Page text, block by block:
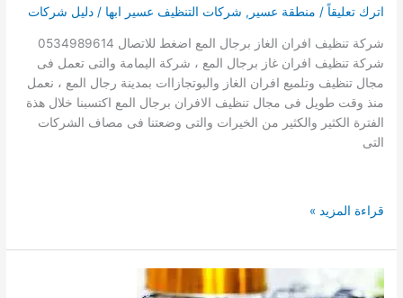
اترك تعليقاً / منطقة عسير , شركات التنظيف عسير ابها /دليل شركات
شركة تنظيف افران الغاز برجال المع اضغط للاتصال 0534989614
شركة تنظيف افران غاز برجال المع ، شركة اليمامة والتى تعمل فى
مجال تنظيف وتلميع افران الغاز والبوتجازاات بمدينة رجال المع ، نعمل
منذ وقت طويل فى مجال تنظيف الافران برجال المع اكتسبنا خلال هذة
الفترة الكثير والكثير من الخيرات والتى وضعتنا فى مصاف الشركات
التى
شركة
افران
برجال
المع
قراءة المزيد »